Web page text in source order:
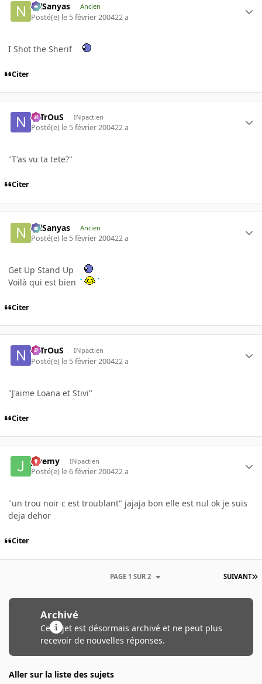
NilSanyas Ancien
Posté(e) le 5 février 200422 a
I Shot the Sherif
Citer
NiTrOuS INpactien
Posté(e) le 5 février 200422 a
"T'as vu ta tete?"
Citer
NilSanyas Ancien
Posté(e) le 5 février 200422 a
Get Up Stand Up
Voilà qui est bien
Citer
NiTrOuS INpactien
Posté(e) le 5 février 200422 a
"J'aime Loana et Stivi"
Citer
Jeremy INpactien
Posté(e) le 6 février 200422 a
"un trou noir c est troublant" jajaja bon elle est nul ok je suis
deja dehor
Citer
SUIVANT
PAGE 1 SUR 2
Archivé
Ce sujet est désormais archivé et ne peut plus
recevoir de nouvelles réponses.
Aller sur la liste des sujets